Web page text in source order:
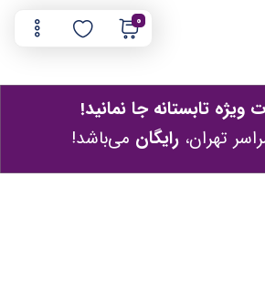
ویژه تابستانه جا نمانید!
تهران،رایگان می‌باشد!
0